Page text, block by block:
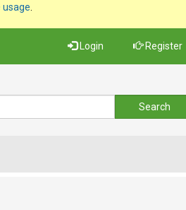
usage
Login Register